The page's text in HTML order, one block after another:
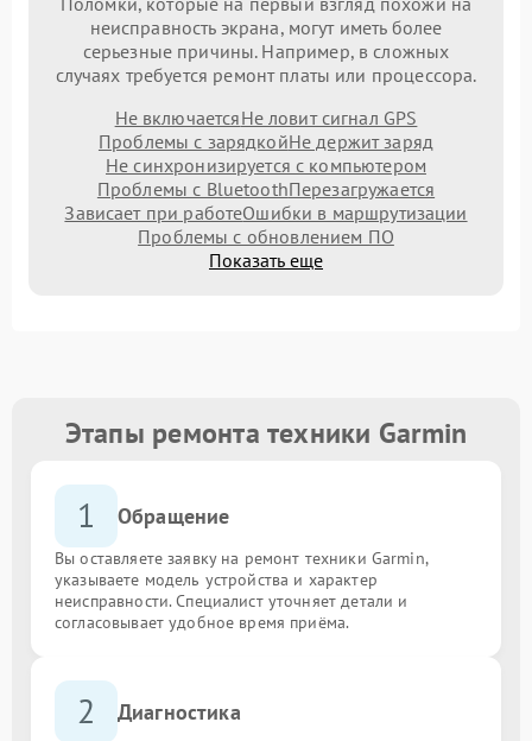
неисправность экрана, могут иметь более
серьезные причины. Например, в сложных
случаях требуется ремонт платы или процессора.
Не включаетсяНе ловит сигнал GPS
Проблемы с зарядкойНе держит заряд
Не синхронизируется с компьютером
Проблемы с BluetoothПерезагружается
Зависает при работеОшибки в маршрутизации
Проблемы с обновлением ПО
Показать еще
Этапы ремонта техники Garmin
1 Обращение
Вы оставляете заявку на ремонт техники Garmin,
указываете модель устройства и характер
неисправности. Специалист уточняет детали и
согласовывает удобное время приёма.
2 Диагностика